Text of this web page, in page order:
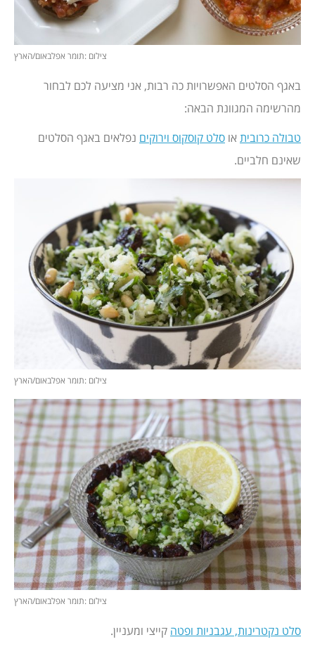
צילום :תומר אפלבאום/הארץ
באגף הסלטים האפשרויות כה רבות, אני מציעה לכם לבחור
מהרשימה המגוונת הבאה:
טבולה כרובית או סלט קוסקוס וירוקים נפלאים באגף הסלטים
שאינם חלביים.
צילום :תומר אפלבאום/הארץ
צילום :תומר אפלבאום/הארץ
סלט נקטרינות, עגבניות ופטה קייצי ומעניין.